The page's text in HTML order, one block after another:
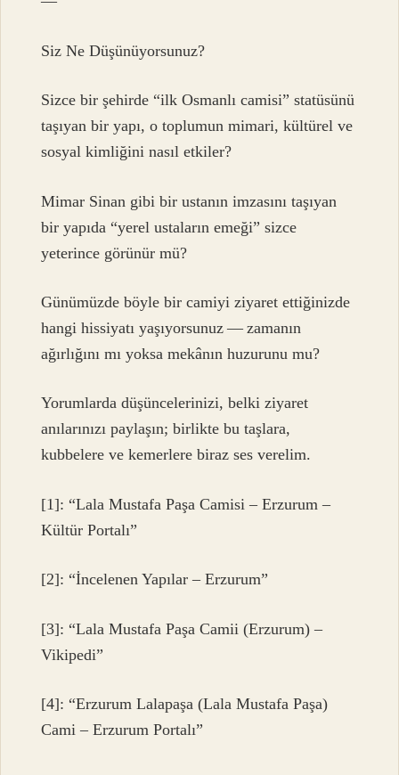
Siz Ne Düşünüyorsunuz?
Sizce bir şehirde “ilk Osmanlı camisi” statüsünü
taşıyan bir yapı, o toplumun mimari, kültürel ve
sosyal kimliğini nasıl etkiler?
Mimar Sinan gibi bir ustanın imzasını taşıyan
bir yapıda “yerel ustaların emeği” sizce
yeterince görünür mü?
Günümüzde böyle bir camiyi ziyaret ettiğinizde
hangi hissiyatı yaşıyorsunuz — zamanın
ağırlığını mı yoksa mekânın huzurunu mu?
Yorumlarda düşüncelerinizi, belki ziyaret
anılarınızı paylaşın; birlikte bu taşlara,
kubbelere ve kemerlere biraz ses verelim.
[1]: “Lala Mustafa Paşa Camisi – Erzurum –
Kültür Portalı”
[2]: “İncelenen Yapılar – Erzurum”
[3]: “Lala Mustafa Paşa Camii (Erzurum) –
Vikipedi”
[4]: “Erzurum Lalapaşa (Lala Mustafa Paşa)
Cami – Erzurum Portalı”